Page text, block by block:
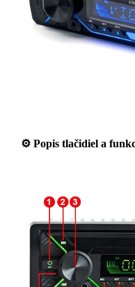
⚙️ Popis tlačidiel a